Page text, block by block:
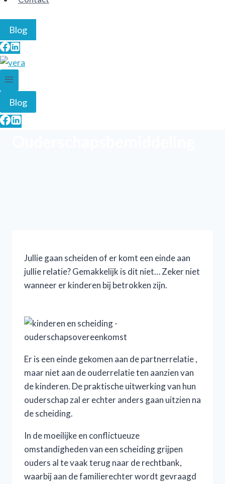
Blog
Blog
Jullie gaan scheiden of er komt een einde aan
jullie relatie? Gemakkelijk is dit niet… Zeker niet
wanneer er kinderen bij betrokken zijn.
Er is een einde gekomen aan de partnerrelatie ,
maar niet aan de ouderrelatie ten aanzien van
de kinderen. De praktische uitwerking van hun
ouderschap zal er echter anders gaan uitzien na
de scheiding.
In de moeilijke en conflictueuze
omstandigheden van een scheiding grijpen
ouders al te vaak terug naar de rechtbank,
waarbij aan de familierechter wordt gevraagd